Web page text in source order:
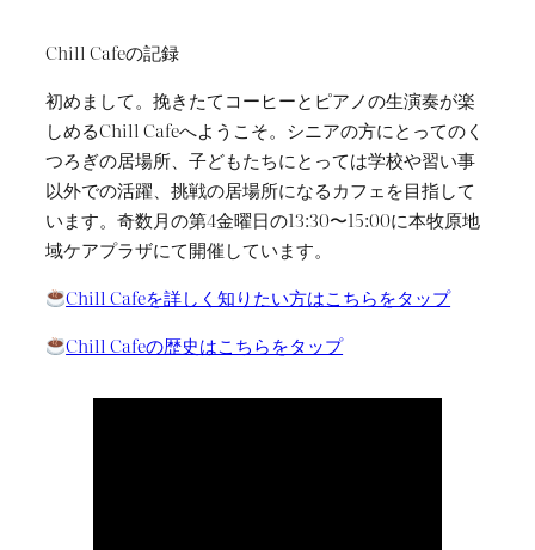
Chill Cafeの記録
初めまして。挽きたてコーヒーとピアノの生演奏が楽
しめるChill Cafeへようこそ。シニアの方にとってのく
つろぎの居場所、子どもたちにとっては学校や習い事
以外での活躍、挑戦の居場所になるカフェを目指して
います。奇数月の第4金曜日の13:30〜15:00に本牧原地
域ケアプラザにて開催しています。
Chill Cafeを詳しく知りたい方はこちらをタップ
Chill Cafeの歴史はこちらをタップ